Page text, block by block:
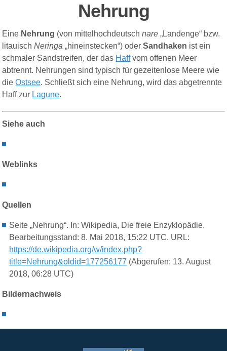
Nehrung
Eine Nehrung (von mittelhochdeutsch nare „Landenge“ bzw.
litauisch Neringa „hineinstecken“) oderSandhaken ist ein
schmaler Sandstreifen, der das Haffvom offenen Meer
abtrennt. Nehrungen sind typisch für gezeitenlose Meere wie
dieOstsee. Schließt sich eine Nehrung, wird das abgetrennte
Haff zur Lagune.
Siehe auch
Weblinks
Quellen
Seite „Nehrung“. In: Wikipedia, Die freie Enzyklopädie.
Bearbeitungsstand: 8. Mai 2018, 15:22 UTC. URL:
https://de.wikipedia.org/w/index.php?
title=Nehrung&oldid=177256177 (Abgerufen: 13. August
2018, 06:28 UTC)
Bildernachweis